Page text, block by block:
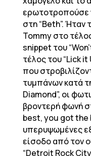
ερωτοτροπούσε
στη “Beth”. Ήταν
Tommy στο
snippet του
τέλος του “Lick
που
τυμπάνων κατά
Diamond”, οι
βροντερή φωνή
best, you got the
υπερυψωμένες
είσοδο από τον
“Detroit Rock